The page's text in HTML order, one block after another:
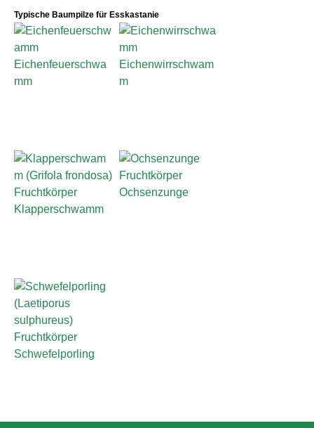
Typische Baumpilze für Esskastanie
Eichenfeuerschwa
mm
Eichenwirrschwam
m
Klapperschwamm
Ochsenzunge
Schwefelporling